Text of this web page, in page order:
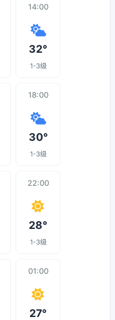
14:00
32°
1-3级
18:00
30°
1-3级
22:00
28°
1-3级
01:00
27°